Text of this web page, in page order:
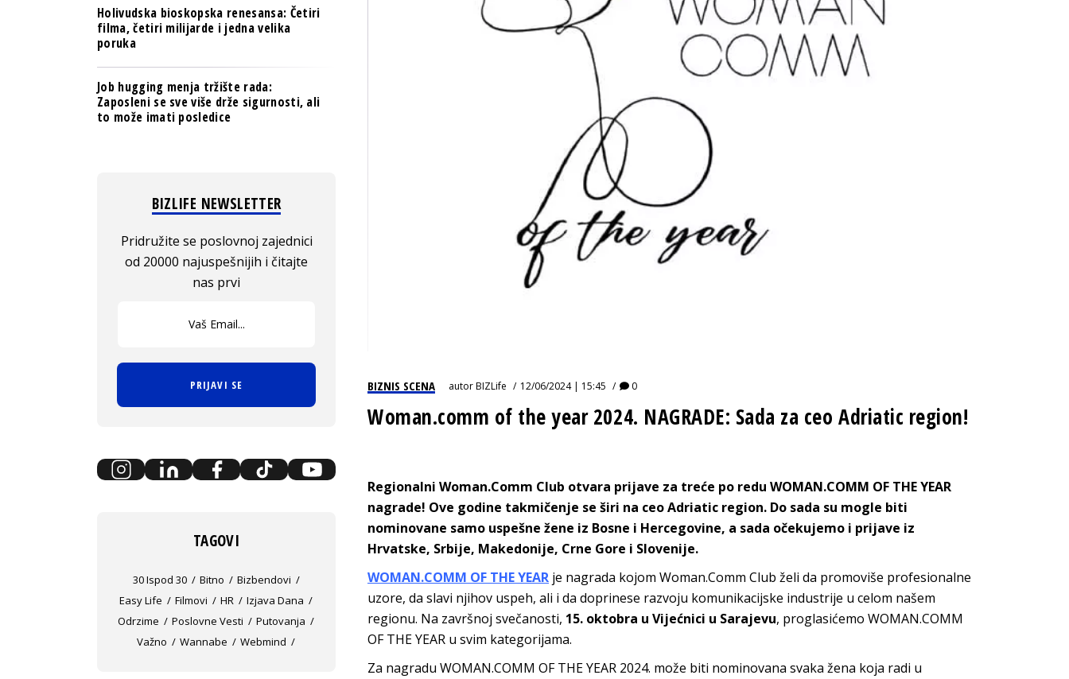
BIZNIS SCENA autorBIZLife 12/06/2024 | 15:45 0
Woman.comm of the year 2024. NAGRADE: Sada za ceo Adriatic region!
Regionalni Woman.Comm Club otvara prijave za treće po redu WOMAN.COMM OF THE YEAR
nagrade! Ove godine takmičenje se širi na ceo Adriatic region. Do sada su mogle biti
nominovane samo uspešne žene iz Bosne i Hercegovine, a sada očekujemo i prijave iz
Hrvatske, Srbije, Makedonije, Crne Gore i Slovenije.
WOMAN.COMM OF THE YEAR je nagrada kojom Woman.Comm Club želi da promoviše profesionalne
uzore, da slavi njihov uspeh, ali i da doprinese razvoju komunikacijske industrije u celom našem
regionu. Na završnoj svečanosti, 15. oktobra u Vijećnici u Sarajevu, proglasićemo WOMAN.COMM
OF THE YEAR u svim kategorijama.
Za nagradu WOMAN.COMM OF THE YEAR 2024. može biti nominovana svaka žena koja radi u
Holivudska bioskopska renesansa: Četiri
filma, četiri milijarde i jedna velika
poruka
Job hugging menja tržište rada:
Zaposleni se sve više drže sigurnosti, ali
to može imati posledice
BIZLIFE NEWSLETTER
Pridružite se poslovnoj zajednici
od 20000 najuspešnijih i čitajte
nas prvi
PRIJAVI SE
TAGOVI
30 Ispod 30 Bitno
Bizbendovi
Easy Life
Filmovi HR
Izjava Dana
Odrzime
Poslovne Vesti
Putovanja
Važno
Wannabe Webmind